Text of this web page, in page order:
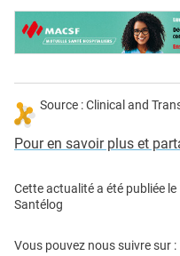
Source : Clinical and
Pour en savoir plus et
Cette actualité a été publiée le
Santélog
Vous pouvez nous suivre sur :